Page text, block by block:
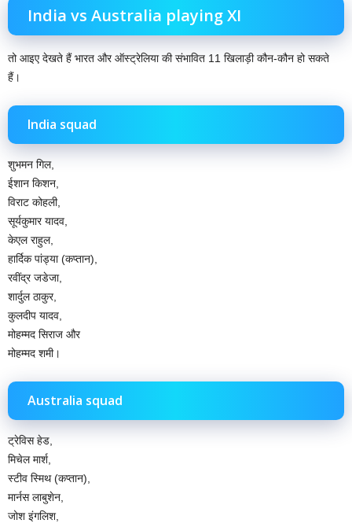
India vs Australia playing XI
तो आइए देखते हैं भारत और ऑस्ट्रेलिया की संभावित 11 खिलाड़ी कौन-कौन हो सकते
हैं।
India squad
शुभमन गिल,
ईशान किशन,
विराट कोहली,
सूर्यकुमार यादव,
केएल राहुल,
हार्दिक पांड्या (कप्‍तान),
रवींद्र जडेजा,
शार्दुल ठाकुर,
कुलदीप यादव,
मोहम्‍मद सिराज और
मोहम्‍मद शमी।
Australia squad
ट्रेविस हेड,
मिचेल मार्श,
स्‍टीव स्मिथ (कप्‍तान),
मार्नस लाबुशेन,
जोश इंगलिश,